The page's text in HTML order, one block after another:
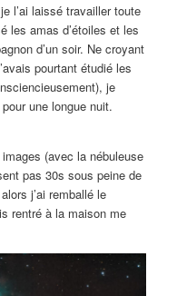
l’ai laissé travailler toute
les amas d’étoiles et les
d’un soir. Ne croyant
pourtant étudié les
je
une longue nuit.
(avec la nébuleuse
pas 30s sous peine de
j’ai remballé le
rentré à la maison me